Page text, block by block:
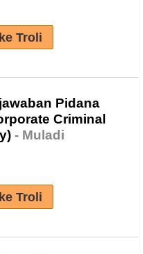
Pidana
Criminal
- Muladi